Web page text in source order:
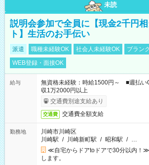
未読
説明会参加で全員に【現金2千円
ト】生活のお手伝い
派遣 職種未経験OK 社会人未経験OK
ブラン
WEB登録・面接OK
給与
無資格未経験：時給1500円～ ■週払
収1万2000円以上
交通費別途支給あり
交通費 交通費全額支給
勤務地
川崎市川崎区
川崎駅 / 川崎新町駅 / 昭和駅 / …
≪自宅からドアtoドアで30分以内！
します。